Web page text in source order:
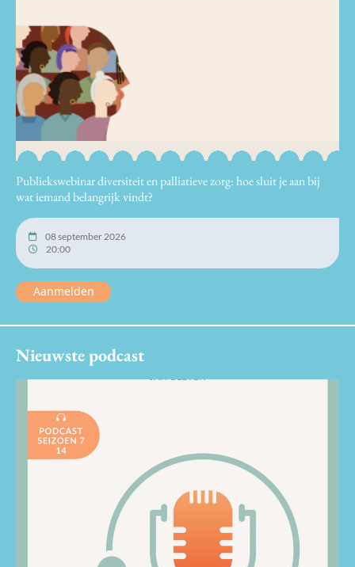
Publiekswebinar diversiteit en palliatieve zorg: hoe sluit je aan bij
wat iemand belangrijk vindt?
08 september 2026
20:00
Aanmelden
Nieuwste podcast